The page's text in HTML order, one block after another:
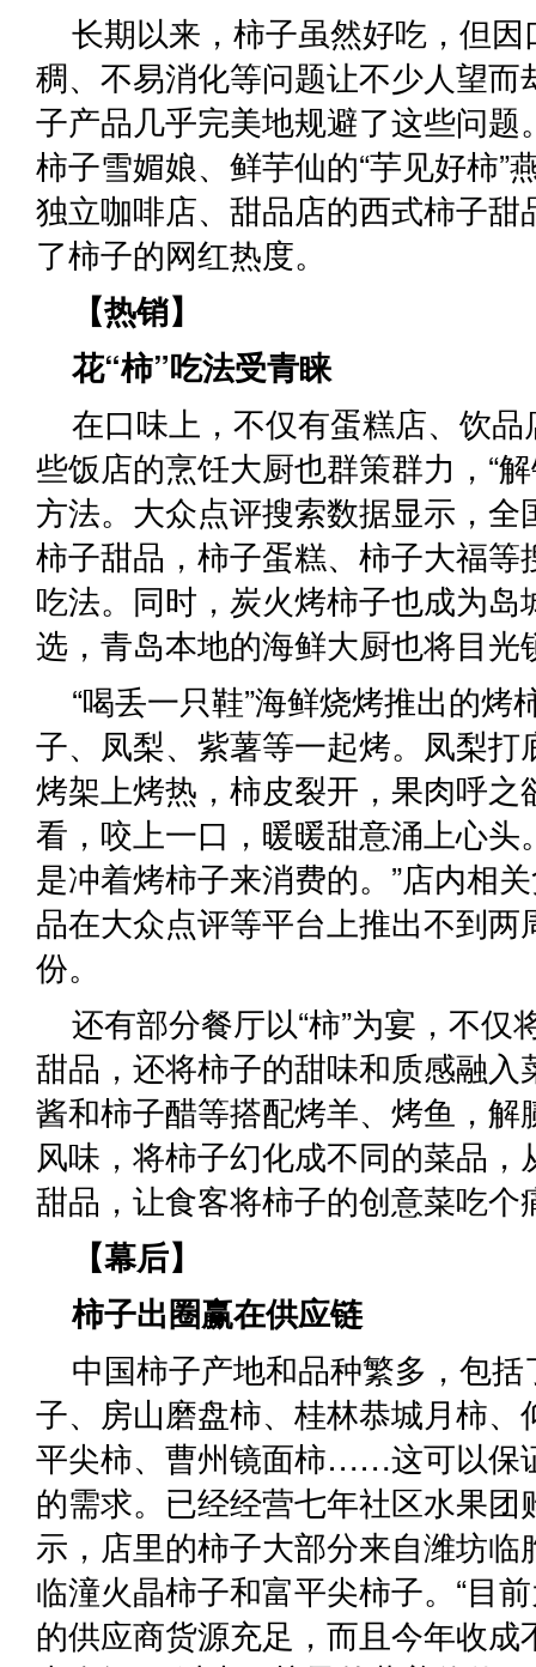
长期以来，柿子虽然好吃，但
稠、不易消化等问题让不少人望而
子产品几乎完美地规避了这些问题
柿子雪媚娘、鲜芋仙的“芋见好柿”
独立咖啡店、甜品店的西式柿子甜
了柿子的网红热度。
【热销】
花“柿”吃法受青睐
在口味上，不仅有蛋糕店、饮
些饭店的烹饪大厨也群策群力，“
方法。大众点评搜索数据显示，全
柿子甜品，柿子蛋糕、柿子大福等
吃法。同时，炭火烤柿子也成为岛
选，青岛本地的海鲜大厨也将目光
“喝丢一只鞋”海鲜烧烤推出的烤
子、凤梨、紫薯等一起烤。凤梨打
烤架上烤热，柿皮裂开，果肉呼之
看，咬上一口，暖暖甜意涌上心头
是冲着烤柿子来消费的。”店内相
品在大众点评等平台上推出不到两
份。
还有部分餐厅以“柿”为宴，不仅
甜品，还将柿子的甜味和质感融入
酱和柿子醋等搭配烤羊、烤鱼，解
风味，将柿子幻化成不同的菜品，
甜品，让食客将柿子的创意菜吃个
【幕后】
柿子出圈赢在供应链
中国柿子产地和品种繁多，包
子、房山磨盘柿、桂林恭城月柿、
平尖柿、曹州镜面柿……这可以保
的需求。已经经营七年社区水果团
示，店里的柿子大部分来自潍坊临
临潼火晶柿子和富平尖柿子。“目
的供应商货源充足，而且今年收成